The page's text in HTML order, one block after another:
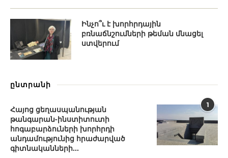
Ինչո՞ւ է խորհրդային
բռնաճնշումների թեման մնացել
ստվերում
ընտրանի
1
Հայոց ցեղասպանության
թանգարան-ինստիտուտի
հոգաբարձուների խորհրդի
անդամությունից հրաժարված
գիտնականների...